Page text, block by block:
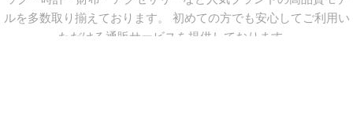
ルを多数取り揃えております。 初めての方でも安心してご利用い
ただける通販サービスを提供しております。